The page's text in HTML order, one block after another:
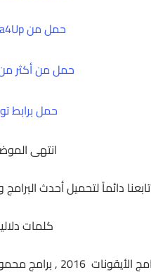
حمل من Media4Up
حمل من أكثر
حمل برابط
انتهى
تابعنا دائماً لتحميل أحدث
كلمات